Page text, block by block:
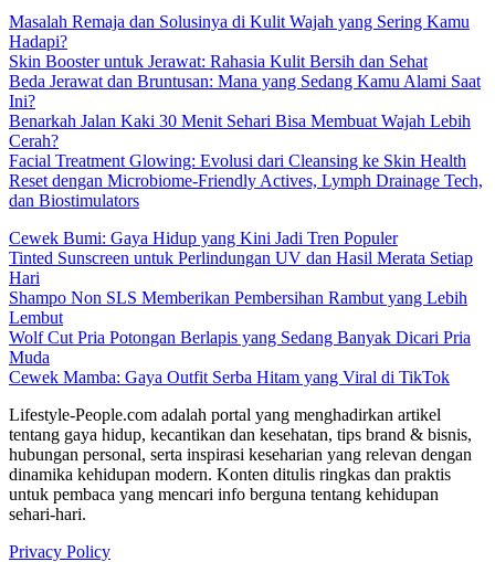
Masalah Remaja dan Solusinya di Kulit Wajah yang Sering Kamu
Hadapi?
Skin Booster untuk Jerawat: Rahasia Kulit Bersih dan Sehat
Beda Jerawat dan Bruntusan: Mana yang Sedang Kamu Alami Saat
Ini?
Benarkah Jalan Kaki 30 Menit Sehari Bisa Membuat Wajah Lebih
Cerah?
Facial Treatment Glowing: Evolusi dari Cleansing ke Skin Health
Reset dengan Microbiome-Friendly Actives, Lymph Drainage Tech,
dan Biostimulators
Cewek Bumi: Gaya Hidup yang Kini Jadi Tren Populer
Tinted Sunscreen untuk Perlindungan UV dan Hasil Merata Setiap
Hari
Shampo Non SLS Memberikan Pembersihan Rambut yang Lebih
Lembut
Wolf Cut Pria Potongan Berlapis yang Sedang Banyak Dicari Pria
Muda
Cewek Mamba: Gaya Outfit Serba Hitam yang Viral di TikTok
Lifestyle-People.com adalah portal yang menghadirkan artikel
tentang gaya hidup, kecantikan dan kesehatan, tips brand & bisnis,
hubungan personal, serta inspirasi keseharian yang relevan dengan
dinamika kehidupan modern. Konten ditulis ringkas dan praktis
untuk pembaca yang mencari info berguna tentang kehidupan
sehari-hari.
Privacy Policy